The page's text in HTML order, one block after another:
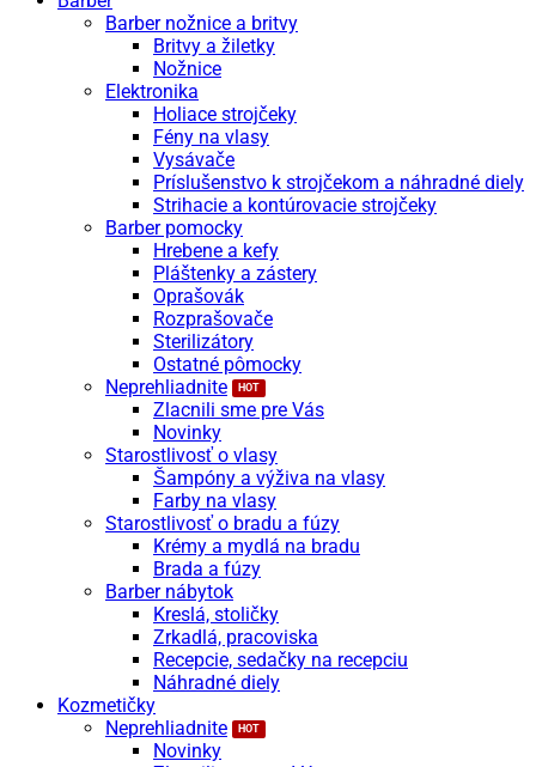
Barber nožnice a britvy
Britvy a žiletky
Nožnice
Elektronika
Holiace strojčeky
Fény na vlasy
Vysávače
Príslušenstvo k strojčekom a náhradné diely
Strihacie a kontúrovacie strojčeky
Barber pomocky
Hrebene a kefy
Pláštenky a zástery
Oprašovák
Rozprašovače
Sterilizátory
Ostatné pômocky
Neprehliadnite
Zlacnili sme pre Vás
Novinky
Starostlivosť o vlasy
Šampóny a výživa na vlasy
Farby na vlasy
Starostlivosť o bradu a fúzy
Krémy a mydlá na bradu
Brada a fúzy
Barber nábytok
Kreslá, stoličky
Zrkadlá, pracoviska
Recepcie, sedačky na recepciu
Náhradné diely
Kozmetičky
Neprehliadnite
Novinky